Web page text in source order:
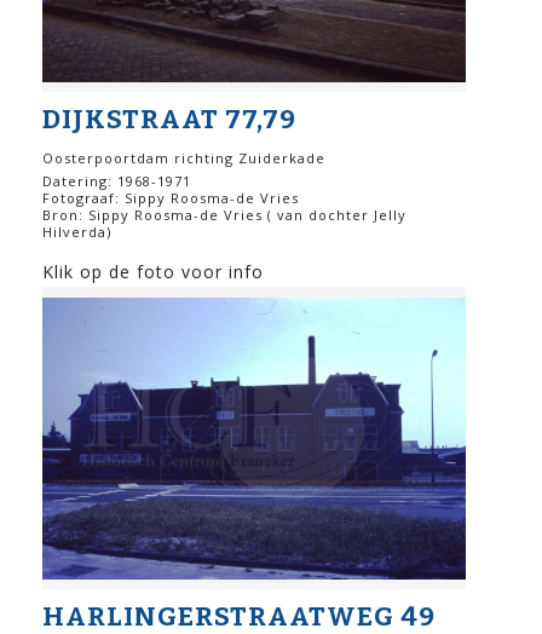
DIJKSTRAAT 77,79
Oosterpoortdam richting Zuiderkade
Datering: 1968-1971
Fotograaf: Sippy Roosma-de Vries
Bron: Sippy Roosma-de Vries ( van dochter Jelly
Hilverda)
Klik op de foto voor info
HARLINGERSTRAATWEG 49